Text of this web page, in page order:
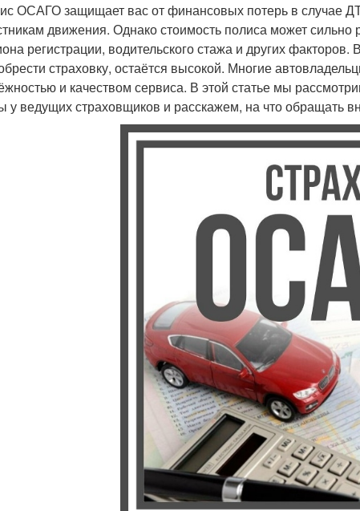
ОСАГО защищает вас от финансовых потерь в случае
движения. Однако стоимость полиса может сильно
регистрации, водительского стажа и других
страховку, остаётся высокой. Многие
и качеством сервиса. В этой статье мы
у ведущих страховщиков и расскажем, на что обращать